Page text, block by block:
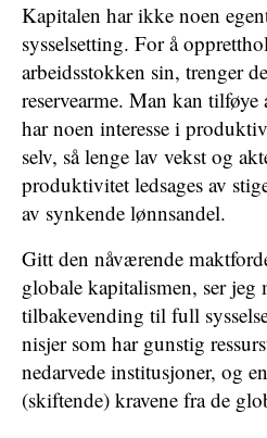
Kapitalen har ikke noen
sysselsetting. For å
arbeidsstokken sin, trenger
reservearme. Man kan
har noen interesse i
selv, så lenge lav vekst og
produktivitet ledsages av
av synkende lønnsandel.
Gitt den nåværende
globale kapitalismen, ser jeg
tilbakevending til full
nisjer som har gunstig
nedarvede institusjoner, og
(skiftende) kravene fra de